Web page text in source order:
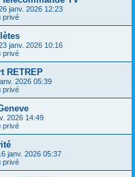
janv. 2026 12:23
privé
janv. 2026 10:16
privé
RETREP
2026 05:39
privé
2026 14:49
privé
janv. 2026 05:37
privé